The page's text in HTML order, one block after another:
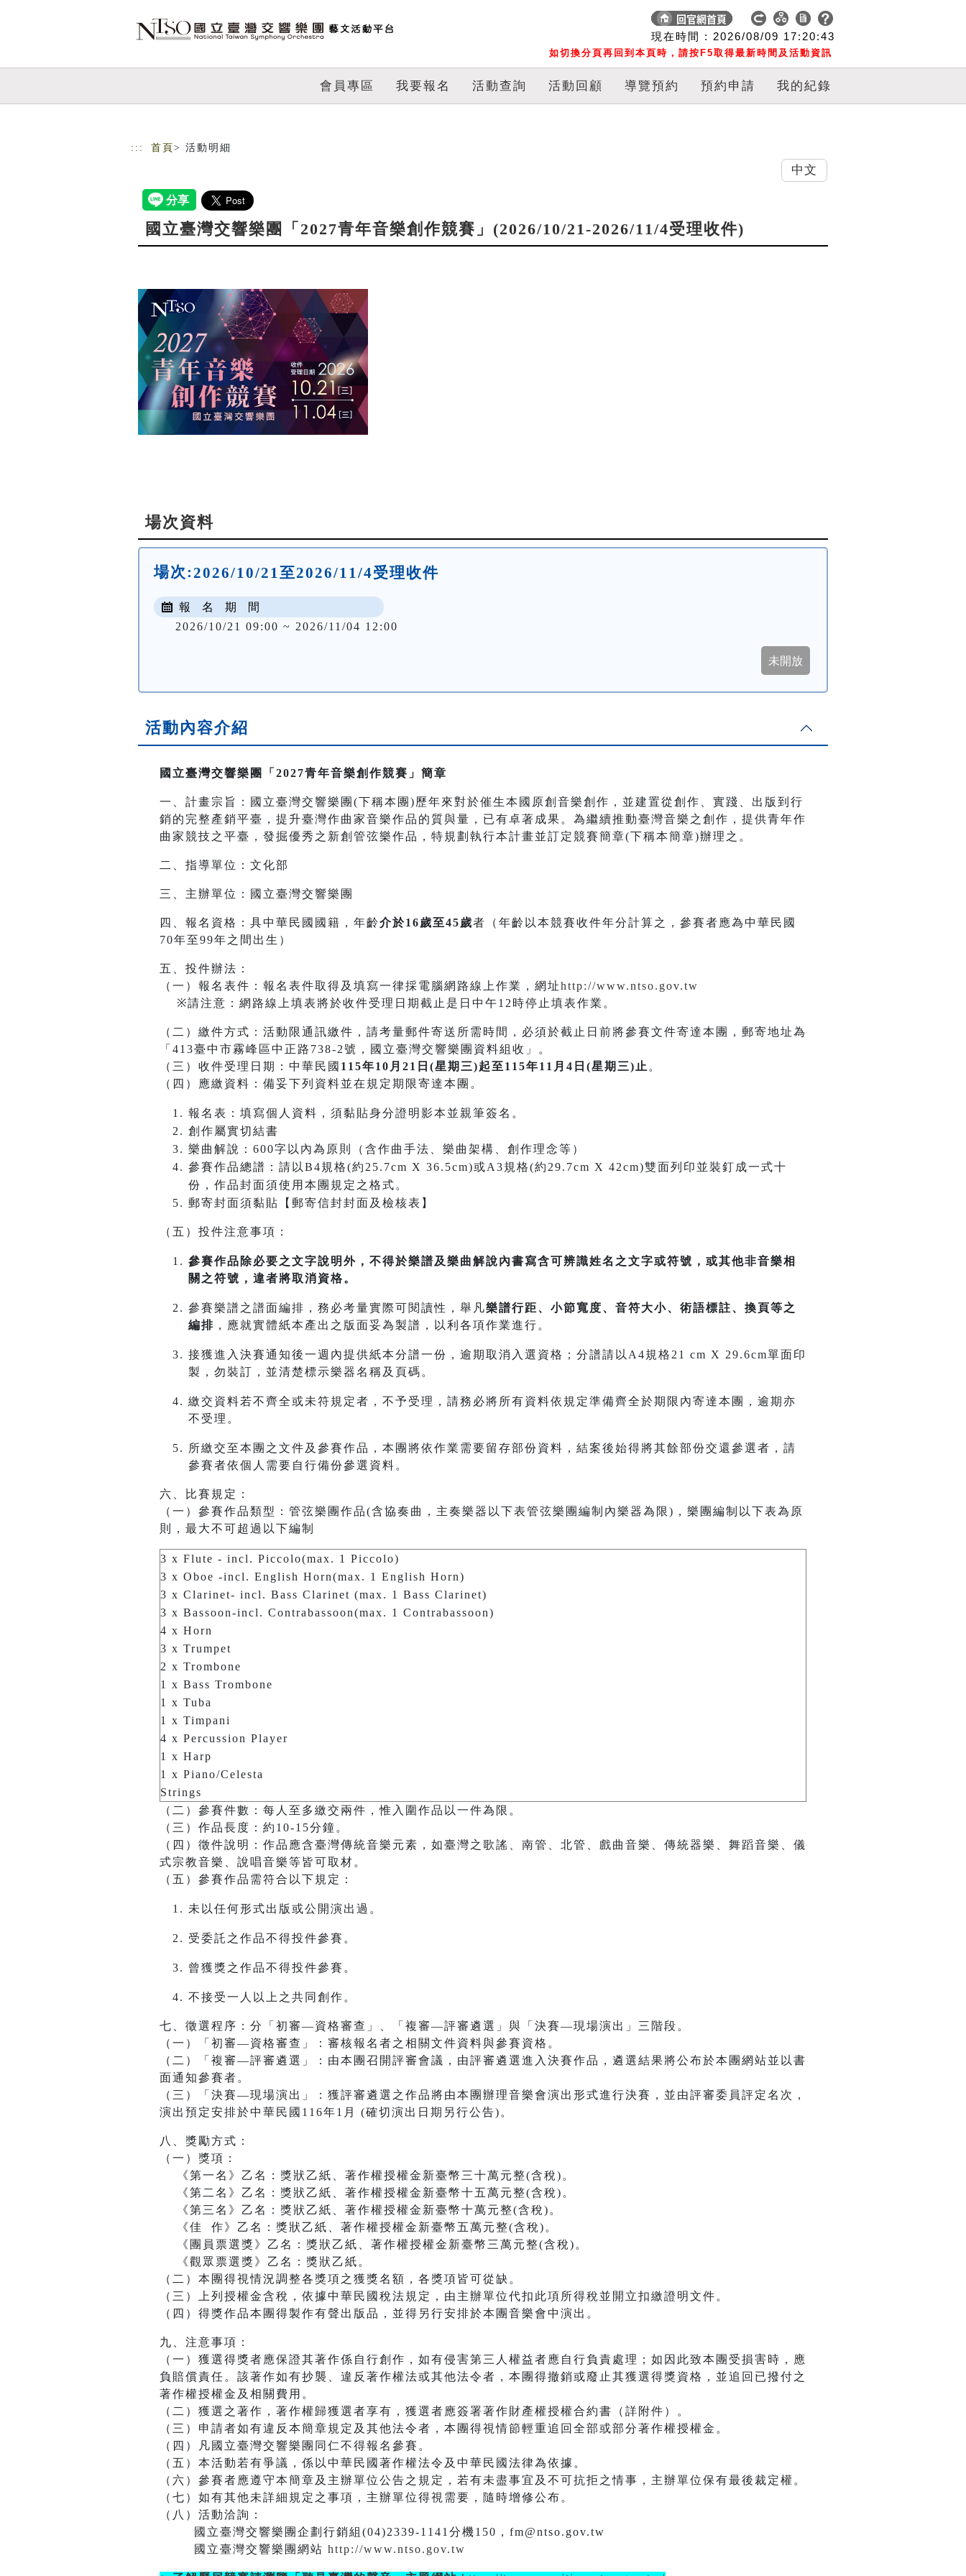
現在時間 : 2026/08/09 17:20:44
如切換分頁再回到本頁時，請按F5取得最新時間及活動資訊
會員專區 我要報名 活動查詢 活動回顧 導覽預約 預約申請 我的紀錄
::: 首頁 > 活動明細
國立臺灣交響樂團「2027青年音樂創作競賽」(2026/10/21-2026/11/4受理收件)
場次資料
場次:2026/10/21至2026/11/4受理收件
報 名 期 間
2026/10/21 09:00 ~ 2026/11/04 12:00
活動內容介紹
國立臺灣交響樂團「2027青年音樂創作競賽」簡章
一、計畫宗旨：國立臺灣交響樂團(下稱本團)歷年來對於催生本國原創音樂創作，並建置從創作、實踐、出版到行
銷的完整產銷平臺，提升臺灣作曲家音樂作品的質與量，已有卓著成果。為繼續推動臺灣音樂之創作，提供青年作
曲家競技之平臺，發掘優秀之新創管弦樂作品，特規劃執行本計畫並訂定競賽簡章(下稱本簡章)辦理之。
二、指導單位：文化部
三、主辦單位：國立臺灣交響樂團
四、報名資格：具中華民國國籍，年齡介於16歲至45歲者（年齡以本競賽收件年分計算之，參賽者應為中華民國
70年至99年之間出生）
五、投件辦法：
（一）報名表件：報名表件取得及填寫一律採電腦網路線上作業，網址http://www.ntso.gov.tw
※請注意：網路線上填表將於收件受理日期截止是日中午12時停止填表作業。
（二）繳件方式：活動限通訊繳件，請考量郵件寄送所需時間，必須於截止日前將參賽文件寄達本團，郵寄地址為
「413臺中市霧峰區中正路738-2號，國立臺灣交響樂團資料組收」。
（三）收件受理日期：中華民國 115年10月21日(星期三)起至115年11月4日(星期三)止 。
（四）應繳資料：備妥下列資料並在規定期限寄達本團。
報名表：填寫個人資料，須黏貼身分證明影本並親筆簽名。
創作屬實切結書
樂曲解說：600字以內為原則（含作曲手法、樂曲架構、創作理念等）
參賽作品總譜：請以B4規格(約25.7cm X 36.5cm)或A3規格(約29.7cm X 42cm)雙面列印並裝釘成一式十
份，作品封面須使用本團規定之格式。
郵寄封面須黏貼【郵寄信封封面及檢核表】
（五）投件注意事項：
參賽作品除必要之文字說明外，不得於樂譜及樂曲解說內書寫含可辨識姓名之文字或符號，或其他非音樂相
關之符號，違者將取消資格。
參賽樂譜之譜面編排，務必考量實際可閱讀性，舉凡樂譜行距、小節寬度、音符大小、術語標註、換頁等之
編排 ，應就實體紙本產出之版面妥為製譜，以利各項作業進行。
接獲進入決賽通知後一週內提供紙本分譜一份，逾期取消入選資格；分譜請以A4規格21 cm X 29.6cm單面印
製，勿裝訂，並清楚標示樂器名稱及頁碼。
繳交資料若不齊全或未符規定者，不予受理，請務必將所有資料依規定準備齊全於期限內寄達本團，逾期亦
不受理。
所繳交至本團之文件及參賽作品，本團將依作業需要留存部份資料，結案後始得將其餘部份交還參選者，請
參賽者依個人需要自行備份參選資料。
六、比賽規定：
（一）參賽作品類型：管弦樂團作品(含協奏曲，主奏樂器以下表管弦樂團編制內樂器為限)，樂團編制以下表為原
則，最大不可超過以下編制
3 x Flute - incl. Piccolo(max. 1 Piccolo)
3 x Oboe -incl. English Horn(max. 1 English Horn)
3 x Clarinet- incl. Bass Clarinet (max. 1 Bass Clarinet)
3 x Bassoon-incl. Contrabassoon(max. 1 Contrabassoon)
4 x Horn
3 x Trumpet
2 x Trombone
1 x Bass Trombone
1 x Tuba
1 x Timpani
4 x Percussion Player
1 x Harp
1 x Piano/Celesta
Strings
（二）參賽件數：每人至多繳交兩件，惟入圍作品以一件為限。
（三）作品長度：約10-15分鐘。
（四）徵件說明：作品應含臺灣傳統音樂元素，如臺灣之歌謠、南管、北管、戲曲音樂、傳統器樂、舞蹈音樂、儀
式宗教音樂、說唱音樂等皆可取材。
（五）參賽作品需符合以下規定：
未以任何形式出版或公開演出過。
受委託之作品不得投件參賽。
曾獲獎之作品不得投件參賽。
不接受一人以上之共同創作。
七、徵選程序：分「初審—資格審查」、「複審—評審遴選」與「決賽—現場演出」三階段。
（一）「初審—資格審查」：審核報名者之相關文件資料與參賽資格。
（二）「複審—評審遴選」：由本團召開評審會議，由評審遴選進入決賽作品，遴選結果將公布於本團網站並以書
面通知參賽者。
（三）「決賽—現場演出」：獲評審遴選之作品將由本團辦理音樂會演出形式進行決賽，並由評審委員評定名次，
演出預定安排於中華民國116年1月 (確切演出日期另行公告)。
八、獎勵方式：
（一）獎項：
《第一名》乙名：獎狀乙紙、著作權授權金新臺幣三十萬元整(含稅)。
《第二名》乙名：獎狀乙紙、著作權授權金新臺幣十五萬元整(含稅)。
《第三名》乙名：獎狀乙紙、著作權授權金新臺幣十萬元整(含稅)。
《佳 作》乙名：獎狀乙紙、著作權授權金新臺幣五萬元整(含稅)。
《團員票選獎》乙名：獎狀乙紙、著作權授權金新臺幣三萬元整(含稅)。
《觀眾票選獎》乙名：獎狀乙紙。
（二）本團得視情況調整各獎項之獲獎名額，各獎項皆可從缺。
（三）上列授權金含稅，依據中華民國稅法規定，由主辦單位代扣此項所得稅並開立扣繳證明文件。
（四）得獎作品本團得製作有聲出版品，並得另行安排於本團音樂會中演出。
九、注意事項：
（一）獲選得獎者應保證其著作係自行創作，如有侵害第三人權益者應自行負責處理；如因此致本團受損害時，應
負賠償責任。該著作如有抄襲、違反著作權法或其他法令者，本團得撤銷或廢止其獲選得獎資格，並追回已撥付之
著作權授權金及相關費用。
（二）獲選之著作，著作權歸獲選者享有，獲選者應簽署著作財產權授權合約書（詳附件）。
（三）申請者如有違反本簡章規定及其他法令者，本團得視情節輕重追回全部或部分著作權授權金。
（四）凡國立臺灣交響樂團同仁不得報名參賽。
（五）本活動若有爭議，係以中華民國著作權法令及中華民國法律為依據。
（六）參賽者應遵守本簡章及主辦單位公告之規定，若有未盡事宜及不可抗拒之情事，主辦單位保有最後裁定權。
（七）如有其他未詳細規定之事項，主辦單位得視需要，隨時增修公布。
（八）活動洽詢：
國立臺灣交響樂團企劃行銷組(04)2339-1141分機150，fm@ntso.gov.tw
國立臺灣交響樂團網站 http://www.ntso.gov.tw